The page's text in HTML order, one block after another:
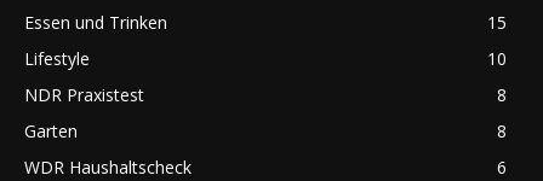
Essen und Trinken
15
Lifestyle
10
NDR Praxistest
8
Garten
8
WDR Haushaltscheck
6